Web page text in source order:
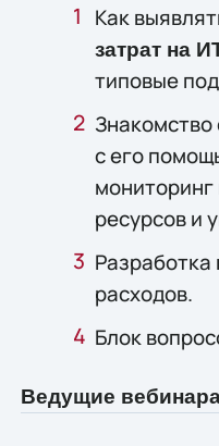
Как
затрат на
типовые
Знакомство
с его
ресурсов и
Разработка
расходов.
Блок
Ведущие